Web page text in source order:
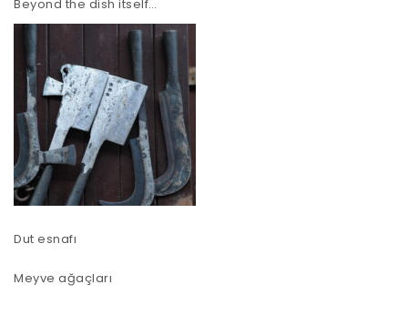
Beyond the dish itself…
Dut esnafı
Meyve ağaçları